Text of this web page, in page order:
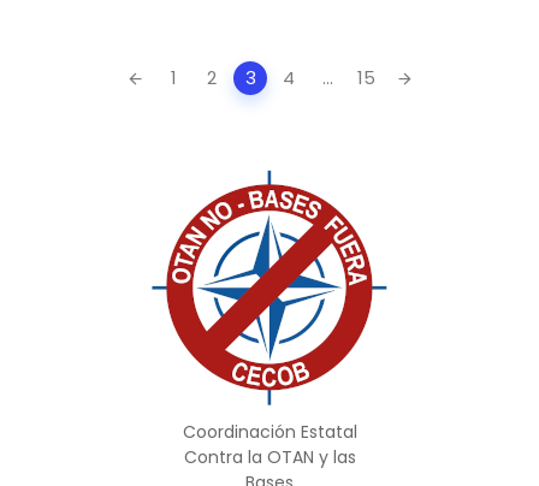
1 2 3 4 ... 15
Coordinación Estatal
Contra la OTAN y las